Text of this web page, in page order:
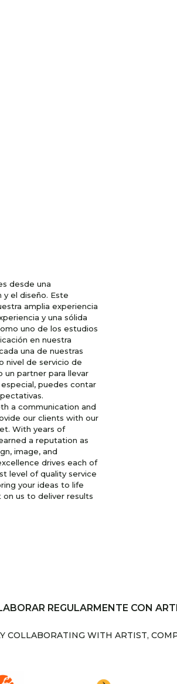
desde una
el diseño. Este
amplia experiencia
y una sólida
uno de los estudios
en nuestra
una de nuestras
nivel de servicio de
un partner para llevar
puedes contar
a communication and
our clients with our
With years of
a reputation as
image, and
drives each of
level of quality service
your ideas to life
us to deliver results
REGULARMENTE CON
COLLABORATING WITH ARTIST,